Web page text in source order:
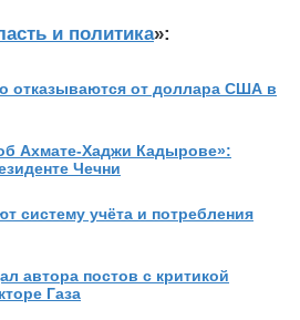
и политика»:
отказываются от доллара США в
Ахмате-Хаджи Кадырове»:
Чечни
систему учёта и потребления
автора постов с критикой
Газа